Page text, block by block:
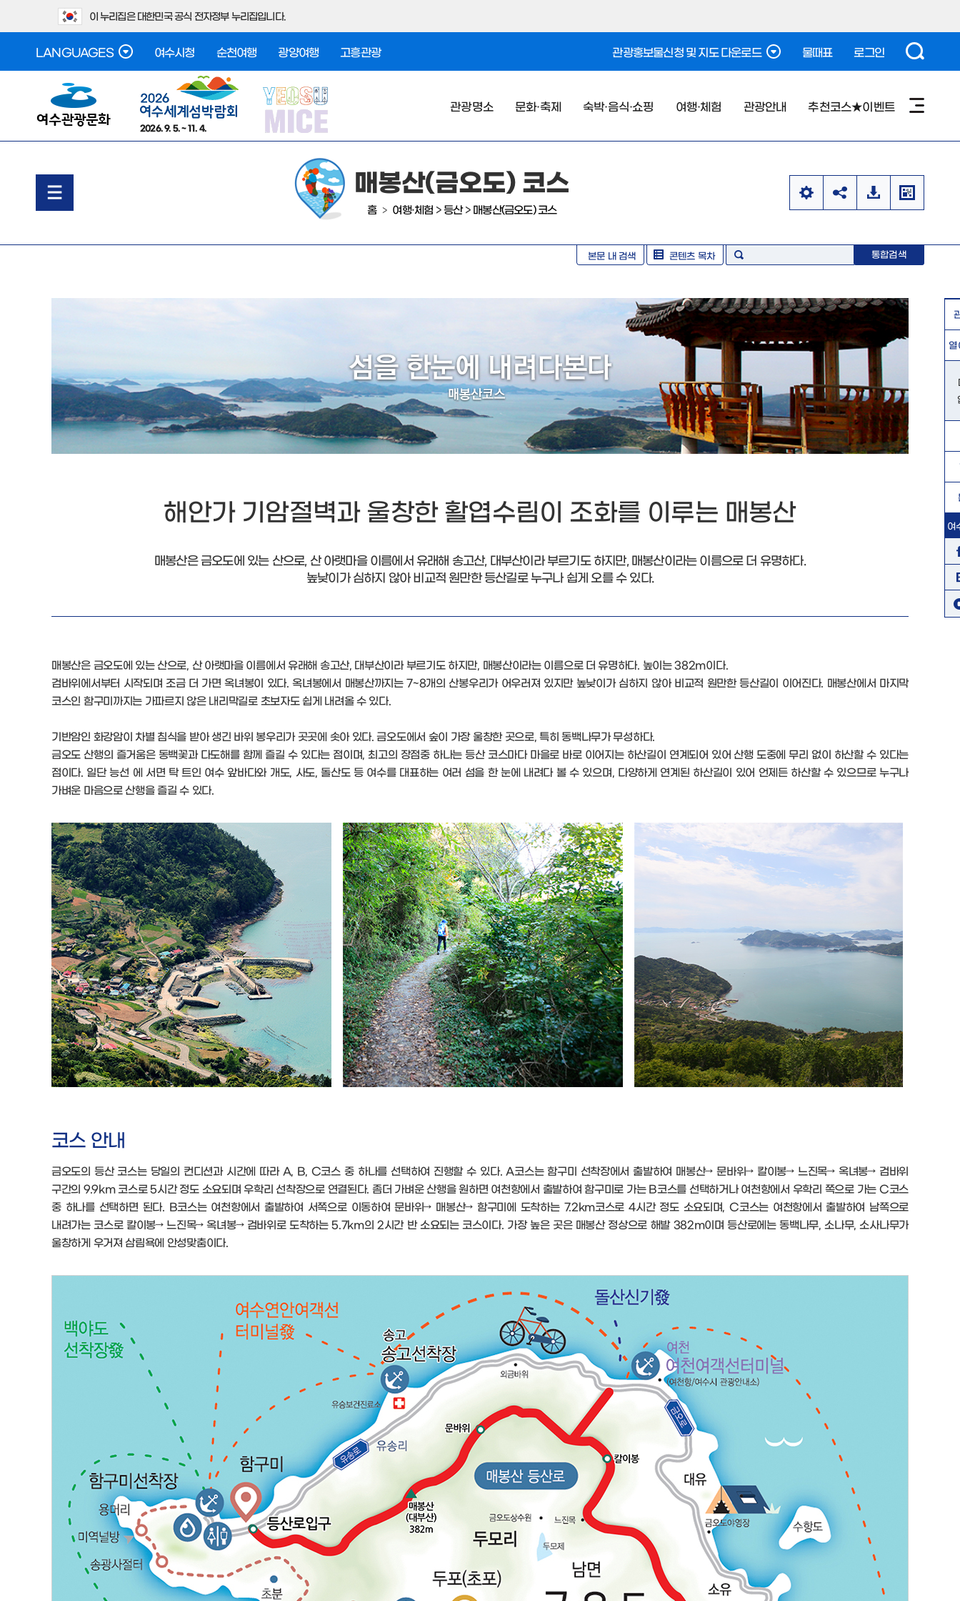
이 누리집은 대한민국 공식 전자정부 누리집입니다.
LANGUAGES 여수시청 순천여행 광양여행 고흥관광 관광홍보물신청 및 지도 다운로드 물때표 로그인
2026. 9. 5. ~ 11. 4.
관광명소 문화·축제 숙박·음식·쇼핑 여행·체험 관광안내 추천코스★이벤트
매봉산(금오도) 코스
홈 > 여행·체험 >등산> 매봉산(금오도) 코스
본문 내 검색 콘텐츠 목차 통합검색
해안가 기암절벽과 울창한 활엽수림이 조화를 이루는 매봉산
매봉산은 금오도에 있는 산으로, 산 아랫마을 이름에서 유래해 송고산, 대부산이라 부르기도 하지만, 매봉산이라는 이름으로 더 유명하다.
높낮이가 심하지 않아 비교적 원만한 등산길로 누구나 쉽게 오를 수 있다.
매봉산은 금오도에 있는 산으로, 산 아랫마을 이름에서 유래해 송고산, 대부산이라 부르기도 하지만, 매봉산이라는 이름으로 더 유명하다. 높이는 382m이다.
검바위에서부터 시작되며 조금 더 가면 옥녀봉이 있다. 옥녀봉에서 매봉산까지는 7~8개의 산봉우리가 어우러져 있지만 높낮이가 심하지 않아 비교적 원만한 등산길이 이어진다. 매봉산에서 마지막
코스인 함구미까지는 가파르지 않은 내리막길로 초보자도 쉽게 내려올 수 있다.
기반암인 화강암이 차별 침식을 받아 생긴 바위 봉우리가 곳곳에 솟아 있다. 금오도에서 숲이 가장 울창한 곳으로, 특히 동백나무가 무성하다.
금오도 산행의 즐거움은 동백꽃과 다도해를 함께 즐길 수 있다는 점이며, 최고의 장점중 하나는 등산 코스마다 마을로 바로 이어지는 하산길이 연계되어 있어 산행 도중에 무리 없이 하산할 수 있다는
점이다. 일단 능선 에 서면 탁 트인 여수 앞바다와 개도, 사도, 돌산도 등 여수를 대표하는 여러 섬을 한 눈에 내려다 볼 수 있으며, 다양하게 연계된 하산길이 있어 언제든 하산할 수 있으므로 누구나
가벼운 마음으로 산행을 즐길 수 있다.
코스 안내
금오도의 등산 코스는 당일의 컨디션과 시간에 따라 A, B, C코스 중 하나를 선택하여 진행할 수 있다. A코스는 함구미 선착장에서 출발하여 매봉산→ 문바위→ 칼이봉→ 느진목→ 옥녀봉→ 검바위
구간의 9.9km 코스로 5시간 정도 소요되며 우학리 선착장으로 연결된다. 좀더 가벼운 산행을 원하면 여천항에서 출발하여 함구미로 가는 B코스를 선택하거나 여천항에서 우학리 쪽으로 가는 C코스
중 하나를 선택하면 된다. B코스는 여천항에서 출발하여 서쪽으로 이동하여 문바위→ 매봉산→ 함구미에 도착하는 7.2km코스로 4시간 정도 소요되며, C코스는 여천항에서 출발하여 남쪽으로
내려가는 코스로 칼이봉→ 느진목→ 옥녀봉→ 검바위로 도착하는 5.7km의 2시간 반 소요되는 코스이다. 가장 높은 곳은 매봉산 정상으로 해발 382m이며 등산로에는 동백나무, 소나무, 소사나무가
울창하게 우거져 삼림욕에 안성맞춤이다.
열
여